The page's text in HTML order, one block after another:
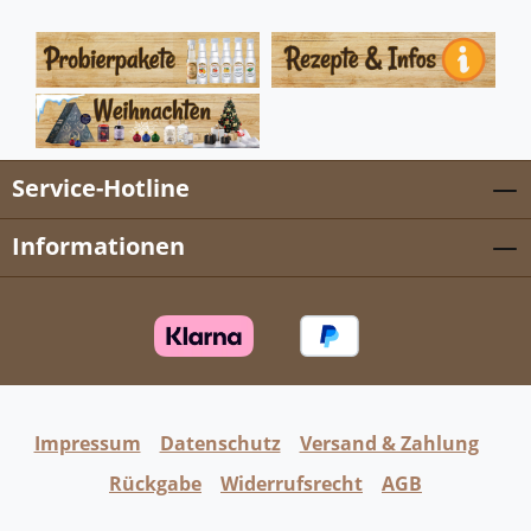
Service-Hotline
Informationen
Impressum Datenschutz
Versand & Zahlung
Rückgabe
Widerrufsrecht AGB